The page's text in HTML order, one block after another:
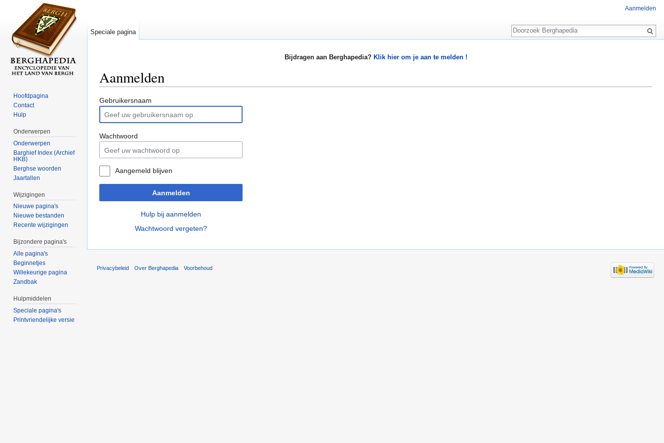
Bijdragen aan Berghapedia? Klik hier om je aan te melden !
Aanmelden
Gebruikersnaam
Wachtwoord
Aangemeld blijven
Aanmelden
Hulp bij aanmelden
Wachtwoord vergeten?
Aanmelden
Speciale pagina
Zoeken
Hoofdpagina
Contact
Hulp
Onderwerpen
Onderwerpen
Barghief Index (Archief
HKB)
Berghse woorden
Jaartallen
Wijzigingen
Nieuwe pagina's
Nieuwe bestanden
Recente wijzigingen
Bijzondere pagina's
Alle pagina's
Beginnetjes
Willekeurige pagina
Zandbak
Hulpmiddelen
Speciale pagina's
Printvriendelijke versie
Privacybeleid Over Berghapedia Voorbehoud